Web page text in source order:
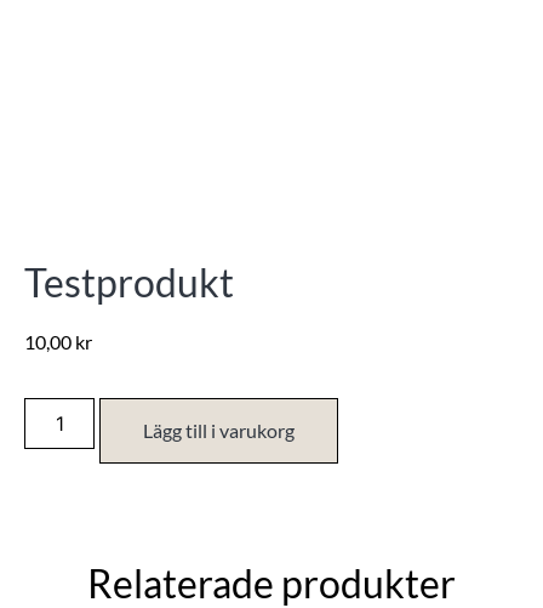
Testprodukt
10,00 kr
Lägg till i varukorg
Relaterade produkter